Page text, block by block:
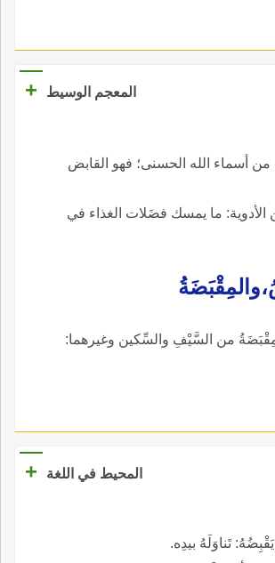
المعجم الوسيط +
من أسماء الله الحسنى؛ فهو القابض
الأدوية: ما يمسك فضَلات الغذاء في
من السَّيْفِ والسِّكين وغيرهما:
المحيط في اللغة
+
تَناوَلَهُ بيدِه.